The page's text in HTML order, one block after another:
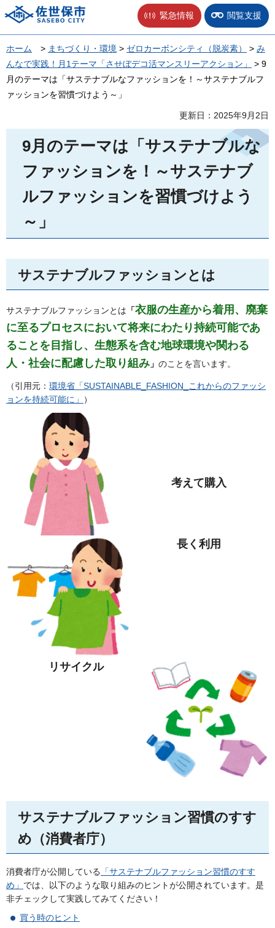
佐世保市 緊急情報 閲覧支援
ホーム > まちづくり・環境 > ゼロカーボンシティ（脱炭素） > み
んなで実践！月1テーマ「させぼデコ活マンスリーアクション」
> 9
月のテーマは「サステナブルなファッションを！～サステナブルフ
ァッションを習慣づけよう～」
更新日：2025年9月2日
9月のテーマは「サステナブルな
ファッションを！～サステナブ
ルファッションを習慣づけよう
～」
サステナブルファッションとは
サステナブルファッションとは 「衣服の生産から着用、廃棄
に至るプロセスにおいて将来にわたり持続可能であ
ることを目指し、生態系を含む地球環境や関わる
人・社会に配慮した取り組み 」 のことを言います。
（引用元： 環境省「SUSTAINABLE_FASHION_これからのファッシ
ョンを持続可能に」
）
考えて購入
長く利用
リサイクル
サステナブルファッション習慣のすす
め（消費者庁）
消費者庁が公開している
「サステナブルファッション習慣のすす
め」 では、以下のような取り組みのヒントが公開されています。是
非チェックして実践してみてください！
買う時のヒント